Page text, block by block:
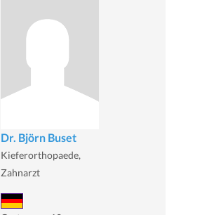
Dr. Björn Buset
Kieferorthopaede,
Zahnarzt